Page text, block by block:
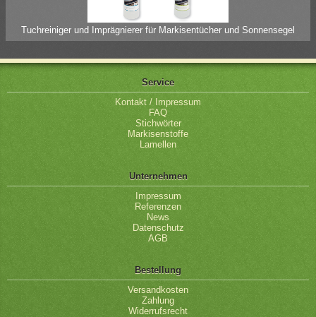
Tuchreiniger und Imprägnierer für Markisentücher und Sonnensegel
Service
Kontakt / Impressum
FAQ
Stichwörter
Markisenstoffe
Lamellen
Unternehmen
Impressum
Referenzen
News
Datenschutz
AGB
Bestellung
Versandkosten
Zahlung
Widerrufsrecht